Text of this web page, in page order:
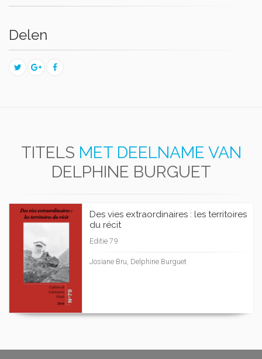
Delen
TITELS MET DEELNAME VAN
DELPHINE BURGUET
Des vies extraordinaires : les territoires
du récit
Editie 79
Josiane Bru, Delphine Burguet